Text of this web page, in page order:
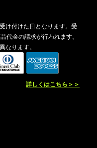
け付けた日となります。受
代金の請求が行われます。
なります。
詳しくはこちら＞＞